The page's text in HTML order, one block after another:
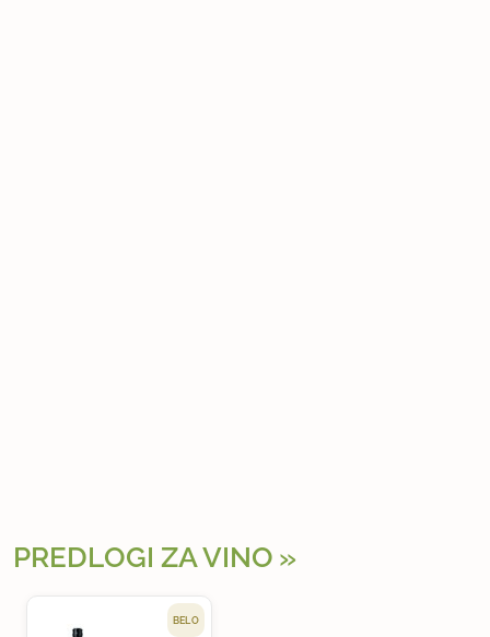
PREDLOGI ZA VINO
BELO